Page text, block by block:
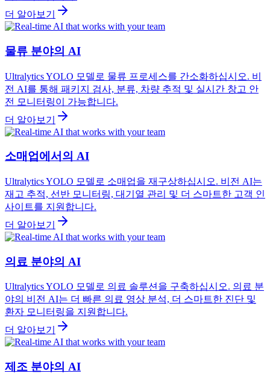
더 알아보기
물류 분야의 AI
Ultralytics YOLO 모델로 물류 프로세스를 간소화하십시오. 비
전 AI를 통해 패키지 검사, 분류, 차량 추적 및 실시간 창고 안
전 모니터링이 가능합니다.
더 알아보기
소매업에서의 AI
Ultralytics YOLO 모델로 소매업을 재구상하십시오. 비전 AI는
재고 추적, 선반 모니터링, 대기열 관리 및 더 스마트한 고객 인
사이트를 지원합니다.
더 알아보기
의료 분야의 AI
Ultralytics YOLO 모델로 의료 솔루션을 구축하십시오. 의료 분
야의 비전 AI는 더 빠른 의료 영상 분석, 더 스마트한 진단 및
환자 모니터링을 지원합니다.
더 알아보기
제조 분야의 AI